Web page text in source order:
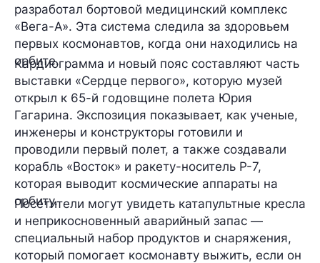
разработал бортовой медицинский комплекс
«Вега-А». Эта система следила за здоровьем
первых космонавтов, когда они находились на
орбите.
Кардиограмма и новый пояс составляют часть
выставки «Сердце первого», которую музей
открыл к 65-й годовщине полета Юрия
Гагарина. Экспозиция показывает, как ученые,
инженеры и конструкторы готовили и
проводили первый полет, а также создавали
корабль «Восток» и ракету-носитель Р-7,
которая выводит космические аппараты на
орбиту.
Посетители могут увидеть катапультные кресла
и неприкосновенный аварийный запас —
специальный набор продуктов и снаряжения,
который помогает космонавту выжить, если он